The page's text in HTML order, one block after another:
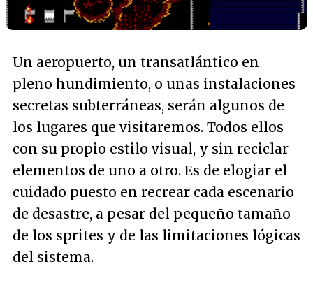
Un aeropuerto, un transatlántico en
pleno hundimiento, o unas instalaciones
secretas subterráneas, serán algunos de
los lugares que visitaremos. Todos ellos
con su propio estilo visual, y sin reciclar
elementos de uno a otro. Es de elogiar el
cuidado puesto en recrear cada escenario
de desastre, a pesar del pequeño tamaño
de los sprites y de las limitaciones lógicas
del sistema.